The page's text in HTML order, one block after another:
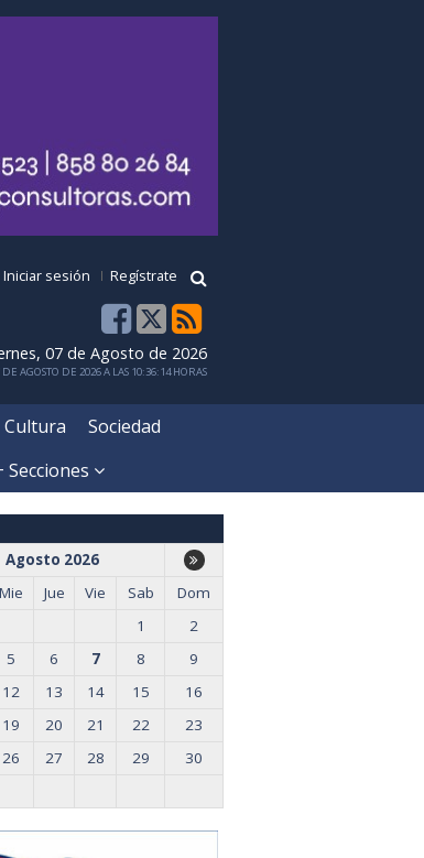
Iniciar sesión Regístrate
07 de Agosto de 2026
AGOSTO DE 2026 A LAS 10:36:14 HORAS
Cultura
Sociedad
Secciones
Agosto 2026
Mie Jue Vie Sab
Dom
1
2
5 6 7 8
9
12 13 14 15
16
19 20 21 22
23
26 27 28 29
30